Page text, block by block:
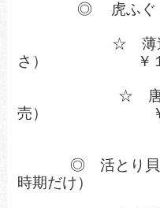
◎ 虎ふぐ
☆ 薄
さ）
￥１５
☆
売） ￥１
◎ 活とり貝
時期だけ）